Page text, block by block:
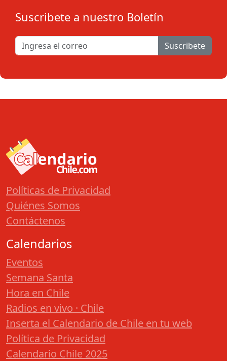
Suscribete a nuestro Boletín
Suscribete
Políticas de Privacidad
Quiénes Somos
Contáctenos
Calendarios
Eventos
Semana Santa
Hora en Chile
Radios en vivo · Chile
Inserta el Calendario de Chile en tu web
Política de Privacidad
Calendario Chile 2025